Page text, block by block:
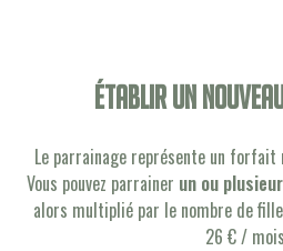
établir un
Le parrainage représente un forfait
Vous pouvez parrainer un ou
alors multiplié par le nombre de
26 € /